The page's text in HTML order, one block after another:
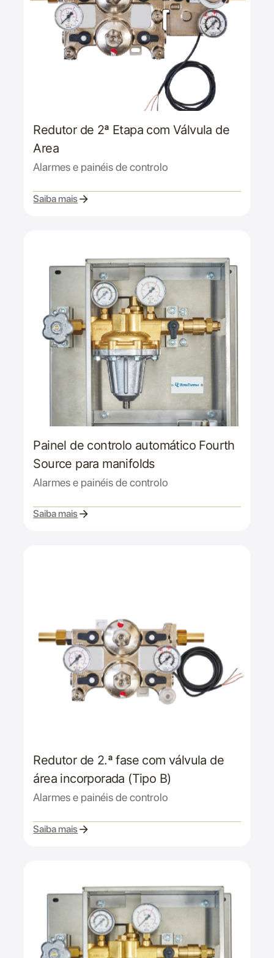
Redutor de 2ª Etapa com Válvula de
Area
Alarmes e painéis de controlo
Saiba mais
Painel de controlo automático Fourth
Source para manifolds
Alarmes e painéis de controlo
Saiba mais
Redutor de 2.ª fase com válvula de
área incorporada (Tipo B)
Alarmes e painéis de controlo
Saiba mais